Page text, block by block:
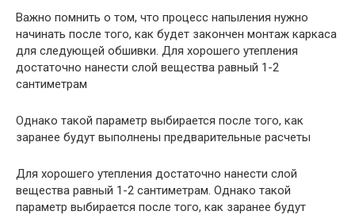
Важно помнить о том, что процесс напыления нужно
начинать после того, как будет закончен монтаж каркаса
для следующей обшивки. Для хорошего утепления
достаточно нанести слой вещества равный 1-2
сантиметрам
Однако такой параметр выбирается после того, как
заранее будут выполнены предварительные расчеты
Для хорошего утепления достаточно нанести слой
вещества равный 1-2 сантиметрам. Однако такой
параметр выбирается после того, как заранее будут